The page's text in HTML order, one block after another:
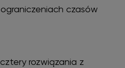
czasów
rozwiązania z